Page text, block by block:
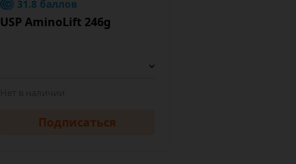
31.8 баллов
USP AminoLift 246g
Подписаться